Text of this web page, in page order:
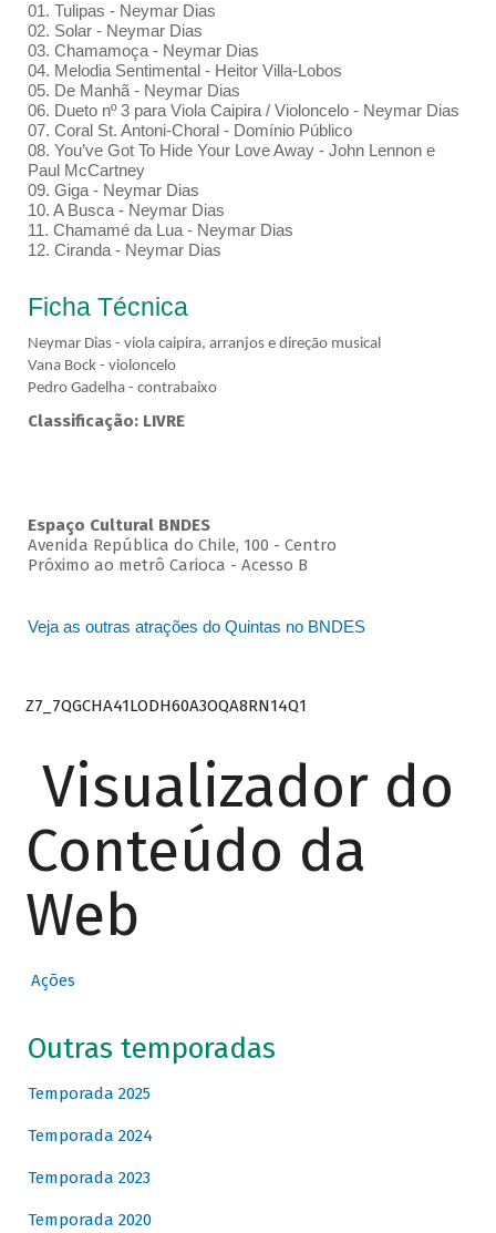
01. Tulipas - Neymar Dias
02. Solar - Neymar Dias
03. Chamamoça - Neymar Dias
04. Melodia Sentimental - Heitor Villa-Lobos
05. De Manhã - Neymar Dias
06. Dueto nº 3 para Viola Caipira / Violoncelo - Neymar Dias
07. Coral St. Antoni-Choral - Domínio Público
08. You’ve Got To Hide Your Love Away - John Lennon e
Paul McCartney
09. Giga - Neymar Dias
10. A Busca - Neymar Dias
11. Chamamé da Lua - Neymar Dias
12. Ciranda - Neymar Dias
Ficha Técnica
Neymar Dias - viola caipira, arranjos e direção musical
Vana Bock - violoncelo
Pedro Gadelha - contrabaixo
Classificação: LIVRE
Espaço Cultural BNDES
Avenida República do Chile, 100 - Centro
Próximo ao metrô Carioca - Acesso B
Veja as outras atrações do Quintas no BNDES
Z7_7QGCHA41LODH60A3OQA8RN14Q1
Visualizador do
Conteúdo da
Web
Ações
Outras temporadas
Temporada 2025
Temporada 2024
Temporada 2023
Temporada 2020